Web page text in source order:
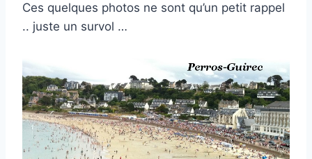
Ces quelques photos ne sont qu’un petit rappel
.. juste un survol …